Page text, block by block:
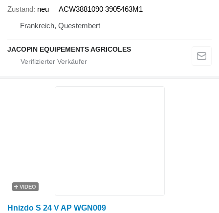
Zustand neu
ACW3881090 3905463M1
Frankreich, Questembert
JACOPIN EQUIPEMENTS AGRICOLES
VIDEO
Hnizdo S 24 V AP WGN009